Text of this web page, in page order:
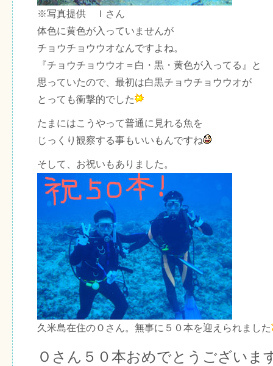
※写真提供 Ｉさん
体色に黄色が入っていませんが
チョウチョウウオなんですよね。
『チョウチョウウオ＝白・黒・黄色が入ってる』と
思っていたので、最初は白黒チョウチョウウオが
とっても衝撃的でした
たまにはこうやって普通に見れる魚を
じっくり観察する事もいいもんですね
そして、お祝いもありました。
久米島在住のＯさん。無事に５０本を迎えられました
Ｏさん５０本おめでとうございま